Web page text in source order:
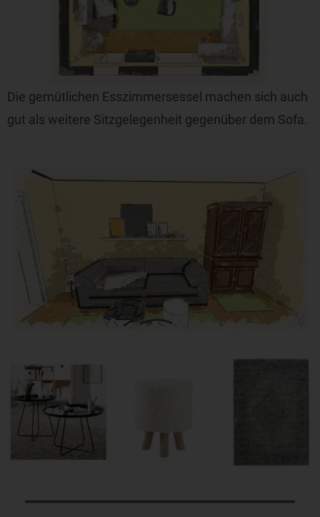
Die gemütlichen Esszimmersessel machen sich auch
gut als weitere Sitzgelegenheit gegenüber dem Sofa.